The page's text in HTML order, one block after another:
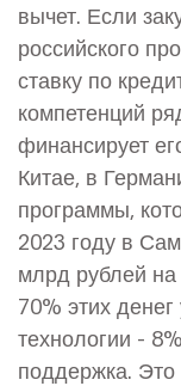
вычет. Если
российского
ставку по
компетенций
финансирует
Китае, в
программы,
2023 году в
млрд рублей
70% этих
технологии -
поддержка. Это